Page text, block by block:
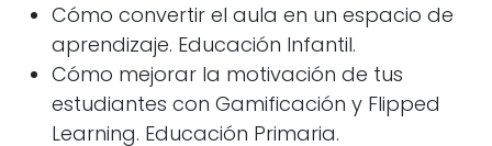
Cómo convertir el aula en un espacio de
aprendizaje. Educación Infantil.
Cómo mejorar la motivación de tus
estudiantes con Gamificación y Flipped
Learning. Educación Primaria.